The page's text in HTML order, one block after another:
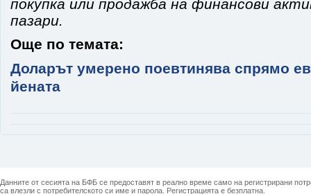
покупка или продажба на финансови
пазари.
Още по темата:
Доларът умерено поевтинява спрямо
йената
Данните от сесията на БФБ се предоставят в реално време само на регистрирани
са влезли с потребителското си име и парола. Регистрацията е безплатна.